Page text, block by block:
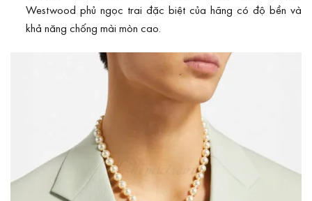
Westwood phủ ngọc trai đặc biệt của hãng có độ bền và
khả năng chống mài mòn cao.